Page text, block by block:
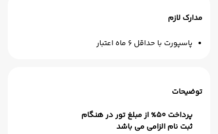
مدارک لازم
پاسپورت با حداقل 6 ماه اعتبار
توضیحات
پرداخت 50% از مبلغ تور در هنگام
ثبت نام الزامی می باشد